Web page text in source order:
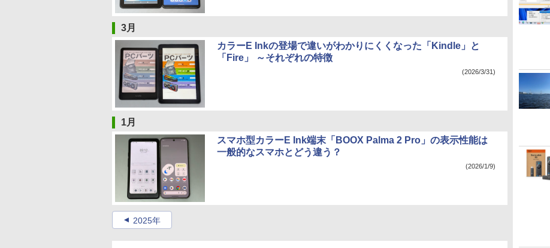
3月
カラーE Inkの登場で違いがわかりにくくなった「Kindle」と
「Fire」 ～それぞれの特徴
(2026/3/31)
1月
スマホ型カラーE Ink端末「BOOX Palma 2 Pro」の表示性能は
一般的なスマホとどう違う？
(2026/1/9)
2025年